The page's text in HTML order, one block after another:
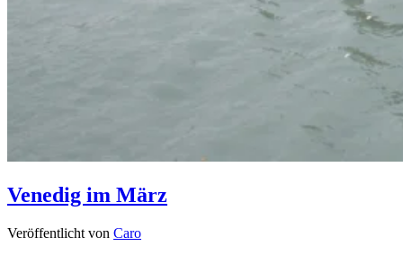
Venedig im März
Veröffentlicht von Caro